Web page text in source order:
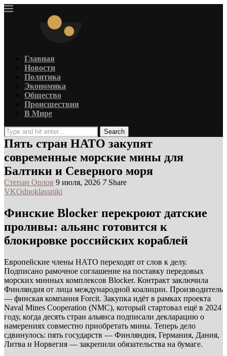
Главная
Новости
Политика
Экономика
Общество
Происшествия
В Мире
Search
Пять стран НАТО закупят
современные морские мины для
Балтики и Северного моря
Степан Орлов 9 июля, 2026 7 Share
VKOdnoklassniki
Финские Blocker перекроют датские
проливы: альянс готовится к
блокировке российских кораблей
Европейские члены НАТО переходят от слов к делу.
Подписано рамочное соглашение на поставку передовых
морских минных комплексов Blocker. Контракт заключила
Финляндия от лица международной коалиции. Производитель
— финская компания Forcit. Закупка идёт в рамках проекта
Naval Mines Cooperation (NMC), который стартовал ещё в 2024
году, когда десять стран альянса подписали декларацию о
намерениях совместно приобретать мины. Теперь дело
сдвинулось: пять государств — Финляндия, Германия, Дания,
Литва и Норвегия — закрепили обязательства на бумаге.